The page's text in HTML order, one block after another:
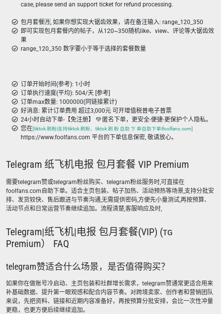
case, please send an support ticket for refund processing.
包月套餐🈷️, 如果你想实现大锯齿效果，请在备注输入: range_120_350
即可实现包月套餐内的帖子，从120~350随机like、view、评论等大锯齿效
果
range_120_350 数字要小于等于选择的套餐数量
订单开始时间(参考): 1小时
订单执行速度(平均): 504/天 [参考]
订单max数量: 1000000(同链接累计)
好消息: 累计订单费用 超过3,000元 可开增值税普电子普票
24小时自动下单-【免注册】 💚 匿名下单，更安全-便捷-更保护个人隐私。
您在[tiktok 刷粉|支持tiktok 刷粉、tiktok 刷 粉 自助 下 单自助下单|foolfans.com]
https://www.foolfans.com 平台的下单信息保密, 敬请放心。
Telegram 纸飞机电报 包月套餐 VIP Premium
需要telegram赞或telegram粉丝购买、telegram粉丝服务时,可直接在
foolfans.com自助下单。适合主页包装、帖子加热、活动预热等场景,支持分批安
排、发货较快、售后跟进与节奏沟通,无需提供密码,方便先小量测试,再按预算、
活动节点和日常运营节奏继续追加。流程清楚,客服响应及时,
Telegram|纸飞机|电报 包月套餐(VIP) (ᴛɢ
Premium） FAQ
telegram赞适合什么场景，是否值得购买？
如果你在做账号冷启动、主页包装和社群增长需求，telegram赞通常更适合用来
补基础数据、提升第一眼观感和配合内容节奏。对跨境卖家、创作者和营销团队
来说，先把资料、链接和近期内容准备好，再按预算分批安排，会比一次性冲量
更稳，也更方便后续继续追加。